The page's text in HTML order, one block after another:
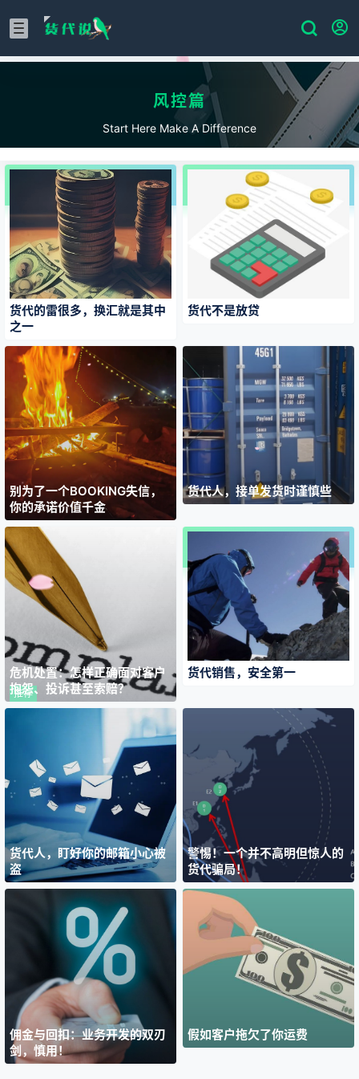
风控篇
Start Here Make A Difference
货代的雷很多，换汇就是其中
之一
货代不是放贷
别为了一个BOOKING失信，
你的承诺价值千金
货代人，接单发货时谨慎些
推荐
危机处置：怎样正确面对客户
抱怨、投诉甚至索赔？
货代销售，安全第一
货代人，盯好你的邮箱小心被
盗
警惕！一个并不高明但惊人的
货代骗局！
佣金与回扣：业务开发的双刃
剑，慎用！
假如客户拖欠了你运费